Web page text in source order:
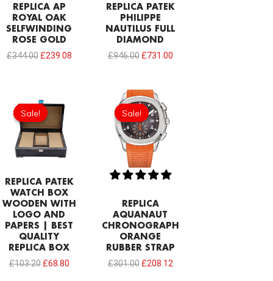
REPLICA AP
ROYAL OAK
SELFWINDING
ROSE GOLD
£344.00 £239.08
REPLICA PATEK
PHILIPPE
NAUTILUS FULL
DIAMOND
£946.00 £731.00
Sale!
Sale!
REPLICA PATEK
WATCH BOX
WOODEN WITH
LOGO AND
PAPERS | BEST
QUALITY
REPLICA BOX
£103.20
price
was:
£103.20.
£68.80
Sale!
Sale!
REPLICA
AQUANAUT
CHRONOGRAPH
ORANGE
RUBBER STRAP
£301.00
Original
price
was:
£301.00.
£208.12